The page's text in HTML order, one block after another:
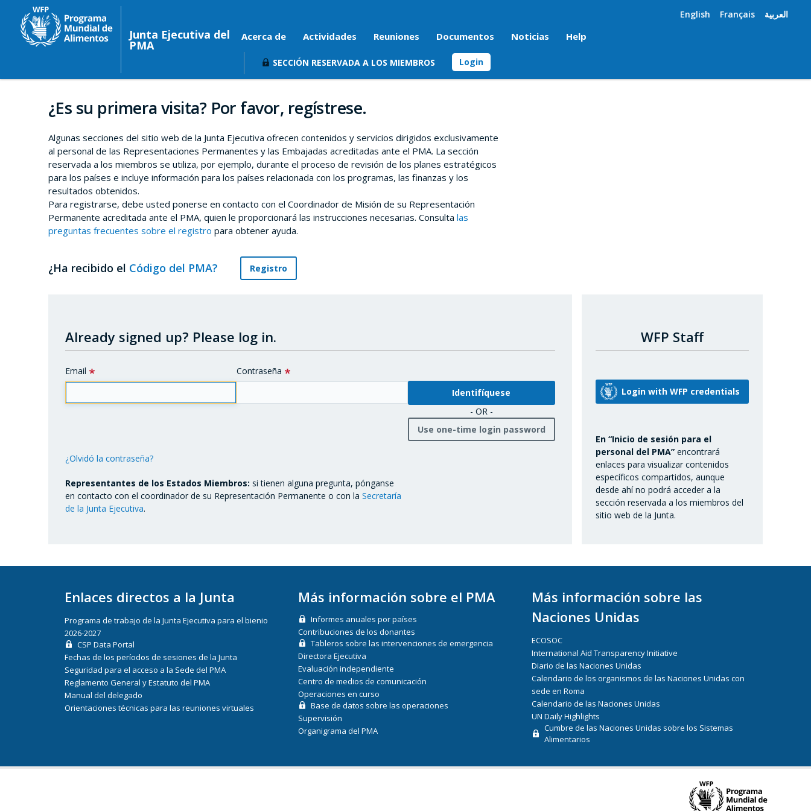
Junta Ejecutiva del
PMA
English Français العربية
Acerca de Actividades Reuniones Documentos Noticias Help
SECCIÓN RESERVADA A LOS MIEMBROS Login
¿Es su primera visita? Por favor, regístrese.
Algunas secciones del sitio web de la Junta Ejecutiva ofrecen contenidos y servicios dirigidos exclusivamente
al personal de las Representaciones Permanentes y las Embajadas acreditadas ante el PMA. La sección
reservada a los miembros se utiliza, por ejemplo, durante el proceso de revisión de los planes estratégicos
para los países e incluye información para los países relacionada con los programas, las finanzas y los
resultados obtenidos.
Para registrarse, debe usted ponerse en contacto con el Coordinador de Misión de su Representación
Permanente acreditada ante el PMA, quien le proporcionará las instrucciones necesarias. Consulta las
preguntas frecuentes sobre el registro para obtener ayuda.
¿Ha recibido el Código del PMA? Registro
WFP Staff
En “Inicio de sesión para el
personal del PMA” encontrará
enlaces para visualizar contenidos
específicos compartidos, aunque
desde ahí no podrá acceder a la
sección reservada a los miembros del
sitio web de la Junta.
Already signed up? Please log in.
Email Contraseña
- OR -
Use one-time login password
¿Olvidó la contraseña?
Representantes de los Estados Miembros: si tienen alguna pregunta, pónganse
en contacto con el coordinador de su Representación Permanente o con la Secretaría
de la Junta Ejecutiva.
Enlaces directos a la Junta
Programa de trabajo de la Junta Ejecutiva para el bienio
2026-2027
CSP Data Portal
Fechas de los períodos de sesiones de la Junta
Seguridad para el acceso a la Sede del PMA
Reglamento General y Estatuto del PMA
Manual del delegado
Orientaciones técnicas para las reuniones virtuales
Más información sobre el PMA
Informes anuales por países
Contribuciones de los donantes
Tableros sobre las intervenciones de emergencia
Directora Ejecutiva
Evaluación independiente
Centro de medios de comunicación
Operaciones en curso
Base de datos sobre las operaciones
Supervisión
Organigrama del PMA
Más información sobre las
Naciones Unidas
ECOSOC
International Aid Transparency Initiative
Diario de las Naciones Unidas
Calendario de los organismos de las Naciones Unidas con
sede en Roma
Calendario de las Naciones Unidas
UN Daily Highlights
Cumbre de las Naciones Unidas sobre los Sistemas
Alimentarios